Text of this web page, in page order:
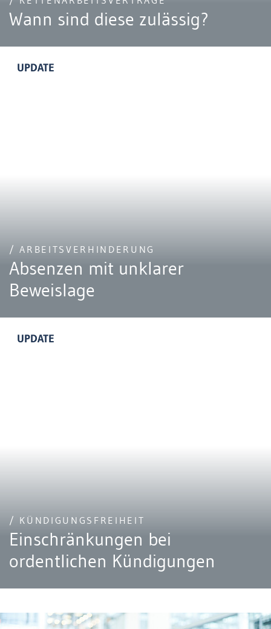
Wann sind diese zulässig?
UPDATE
/ ARBEITSVERHINDERUNG
Absenzen mit unklarer
Beweislage
UPDATE
/ KÜNDIGUNGSFREIHEIT
Einschränkungen bei
ordentlichen Kündigungen